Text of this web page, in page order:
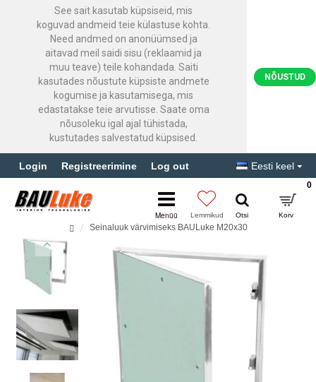
See sait kasutab küpsiseid, mis
koguvad andmeid teie külastuse kohta.
Need andmed on anonüümsed ja
aitavad meil saidi sisu (reklaamid ja
muu teave) teile kohandada. Saiti
kasutades nõustute küpsiste andmete
kogumise ja kasutamisega, mis
edastatakse teie arvutisse. Saate oma
nõusoleku igal ajal tühistada,
kustutades salvestatud küpsised.
NÕUSTUD
Login Registreerimine Log out Eesti keel
0
Seinaluuk värvimiseks BAULuke M20x30